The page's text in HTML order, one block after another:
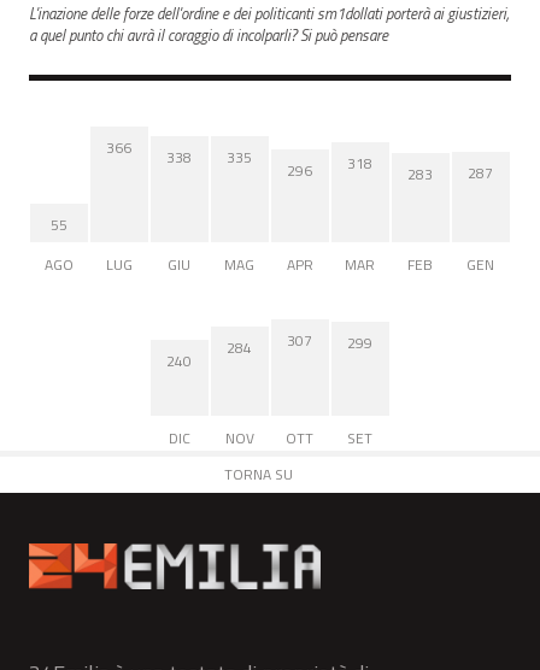
L'inazione delle forze dell'ordine e dei politicanti sm1dollati porterà ai giustizieri,
a quel punto chi avrà il coraggio di incolparli? Si può pensare
55
AGO
366
LUG
338
GIU
335
MAG
296
APR
318
MAR
283
FEB
287
GEN
240
DIC
284
NOV
307
OTT
299
SET
TORNA SU